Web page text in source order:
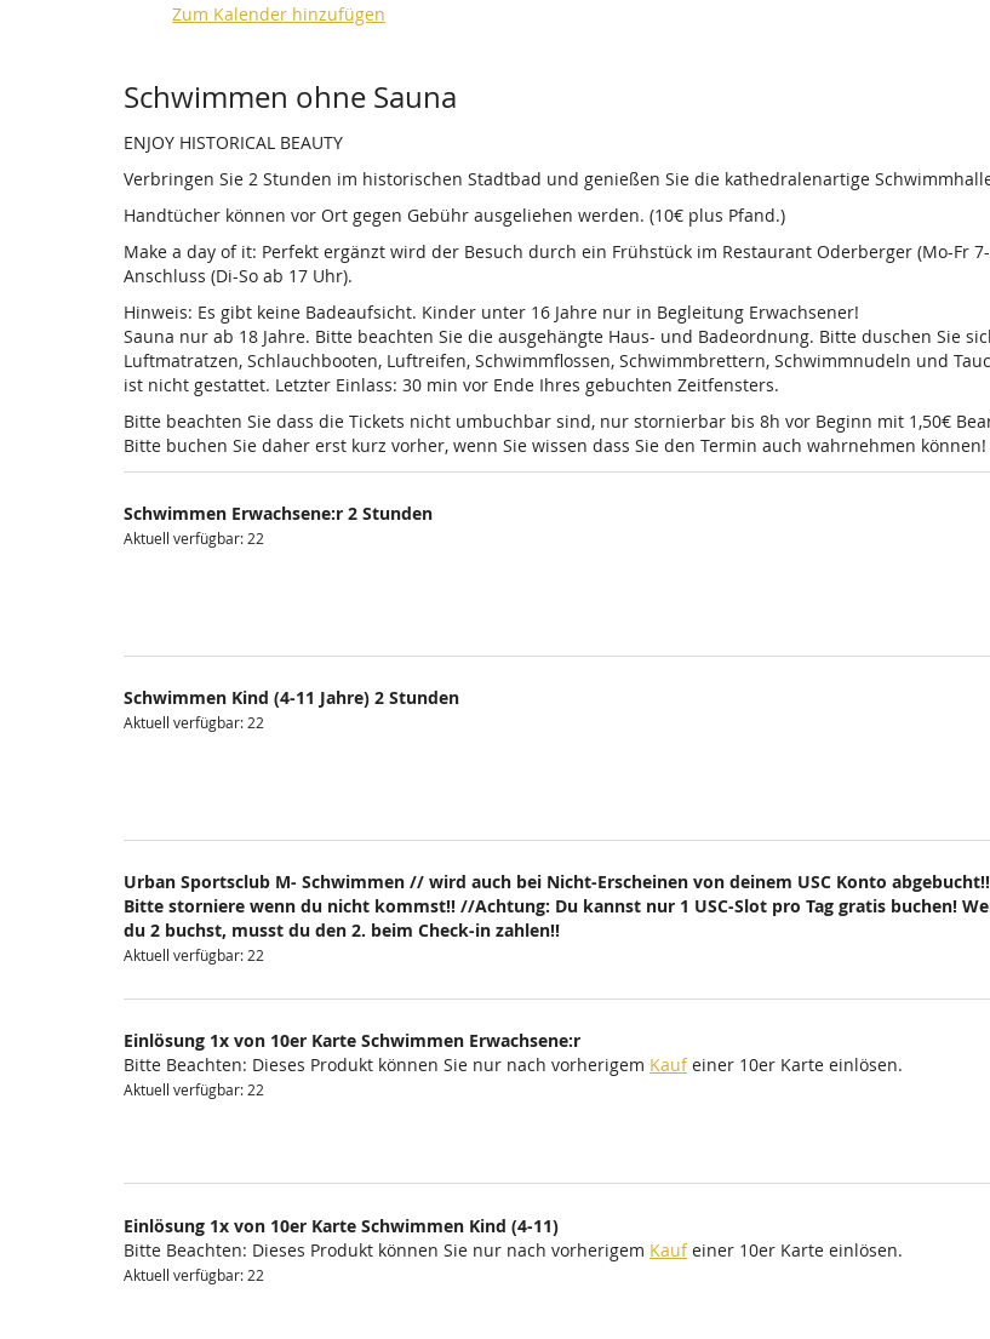
Zum Kalender hinzufügen
Produkte
Schwimmen ohne Sauna
ENJOY HISTORICAL BEAUTY
Verbringen Sie 2 Stunden im historischen Stadtbad und genießen Sie die kathedralenartige
Handtücher können vor Ort gegen Gebühr ausgeliehen werden. (10€ plus Pfand.)
Make a day of it: Perfekt ergänzt wird der Besuch durch ein Frühstück im Restaurant Oderberger (Mo-Fr
Anschluss (Di-So ab 17 Uhr).
Hinweis: Es gibt keine Badeaufsicht. Kinder unter 16 Jahre nur in Begleitung Erwachsener!
Sauna nur ab 18 Jahre. Bitte beachten Sie die ausgehängte Haus- und Badeordnung. Bitte duschen Sie
Luftmatratzen, Schlauchbooten, Luftreifen, Schwimmflossen, Schwimmbrettern, Schwimmnudeln und
ist nicht gestattet. Letzter Einlass: 30 min vor Ende Ihres gebuchten Zeitfensters.
Bitte beachten Sie dass die Tickets nicht umbuchbar sind, nur stornierbar bis 8h vor Beginn mit 1,50€
Bitte buchen Sie daher erst kurz vorher, wenn Sie wissen dass Sie den Termin auch wahrnehmen können!
Schwimmen Erwachsene:r 2 Stunden
Aktuell verfügbar: 22
Schwimmen Kind (4-11 Jahre) 2 Stunden
Aktuell verfügbar: 22
Urban Sportsclub M- Schwimmen // wird auch bei Nicht-Erscheinen von deinem USC Konto abgebucht!!
Bitte storniere wenn du nicht kommst!! //Achtung: Du kannst nur 1 USC-Slot pro Tag gratis buchen!
du 2 buchst, musst du den 2. beim Check-in zahlen!!
Aktuell verfügbar: 22
Einlösung 1x von 10er Karte Schwimmen Erwachsene:r
Bitte Beachten: Dieses Produkt können Sie nur nach vorherigem Kaufeiner 10er Karte einlösen.
Aktuell verfügbar: 22
Einlösung 1x von 10er Karte Schwimmen Kind (4-11)
Bitte Beachten: Dieses Produkt können Sie nur nach vorherigem Kaufeiner 10er Karte einlösen.
Aktuell verfügbar: 22